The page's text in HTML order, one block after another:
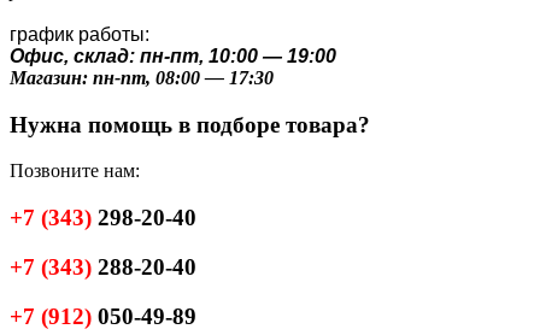
график работы:
Офис, склад: пн-пт, 10:00 — 19:00
Магазин: пн-пт, 08:00 — 17:30
Нужна помощь в подборе товара?
Позвоните нам:
+7 (343) 298-20-40
+7 (343) 288-20-40
+7 (912) 050-49-89